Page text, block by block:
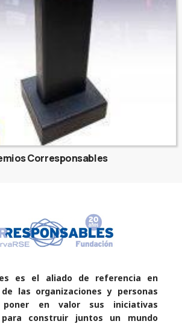
Corresponsables
es el aliado de referencia en
las organizaciones y personas
poner en valor sus iniciativas
para construir juntos un mundo